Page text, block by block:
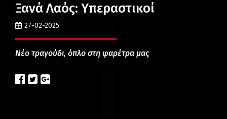
Ξανά Λαός: Υπεραστικοί
27-02-2025
Νέο τραγούδι, όπλο στη φαρέτρα μας